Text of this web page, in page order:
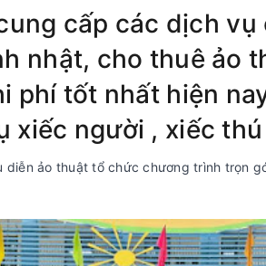
cấp các dịch
nhật, cho thuê ảo
phí tốt nhất hiện
xiếc người , xiếc
ảo thuật tổ chức chương trình trọn